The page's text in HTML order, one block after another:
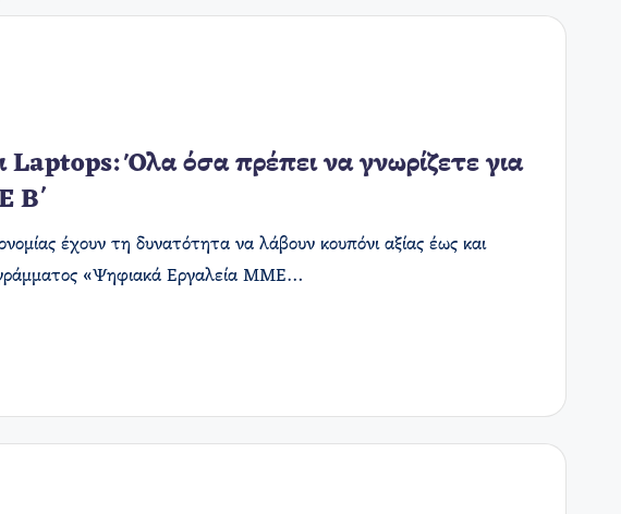
Laptops: Όλα όσα πρέπει να γνωρίζετε για
Β΄
έχουν τη δυνατότητα να λάβουν κουπόνι αξίας έως και
«Ψηφιακά Εργαλεία ΜΜΕ…